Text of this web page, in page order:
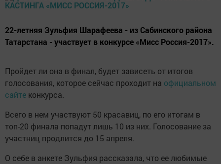
22-летняя Зульфия Шарафеева - из Сабинского района
Татарстана - участвует в конкурсе «Мисс Россия-2017».
Пройдет ли она в финал, будет зависеть от итогов
голосования, которое сейчас проходит на официальном
сайте конкурса.
Всего в нем участвуют 50 красавиц, по его итогам в
топ-20 финала попадут лишь 10 из них. Голосование за
участниц продлится до 15 апреля.
О себе в анкете Зульфия рассказала, что ее любимые